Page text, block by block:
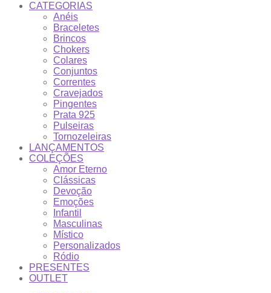
CATEGORIAS
Anéis
Braceletes
Brincos
Chokers
Colares
Conjuntos
Correntes
Cravejados
Pingentes
Prata 925
Pulseiras
Tornozeleiras
LANÇAMENTOS
COLEÇÕES
Amor Eterno
Clássicas
Devoção
Emoções
Infantil
Masculinas
Místico
Personalizados
Ródio
PRESENTES
OUTLET